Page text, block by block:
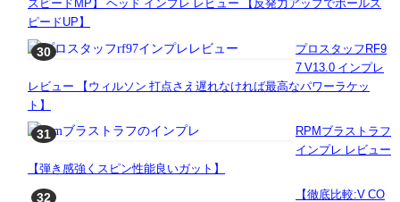
スピードMP】 ヘッド インプレ レビュー 【反発力アップでボールス
ピードUP】
プロスタッフRF9
7 V13.0 インプレ
レビュー 【ウィルソン 打点さえ遅れなければ最高なパワーラケッ
ト】
RPMブラストラフ
インプレ レビュー
【弾き感強くスピン性能良いガット】
【徹底比較:V CO